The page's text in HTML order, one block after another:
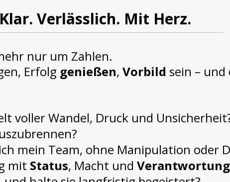
Verlässlich. Mit Herz.
nur um Zahlen.
Erfolg genießen, Vorbild sein –
voller Wandel, Druck und
ich mein Team, ohne Manipulation oder
mit Status, Macht und Verantwortung